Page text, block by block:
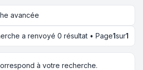
avancée
a renvoyé 0 résultat • Page1sur1
à votre recherche.